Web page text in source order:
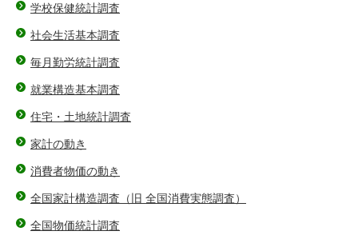
学校保健統計調査
社会生活基本調査
毎月勤労統計調査
就業構造基本調査
住宅・土地統計調査
家計の動き
消費者物価の動き
全国家計構造調査（旧 全国消費実態調査）
全国物価統計調査